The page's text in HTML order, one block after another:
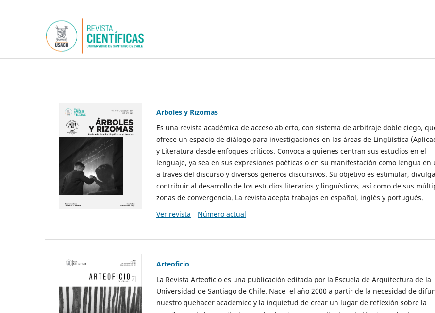
Arboles y Rizomas
Es una revista académica de acceso abierto, con sistema de arbitraje doble ciego,
ofrece un espacio de diálogo para investigaciones en las áreas de Lingüística
y Literatura desde enfoques críticos. Convoca a quienes centran sus estudios en el
lenguaje, ya sea en sus expresiones poéticas o en su manifestación como lengua en
a través del discurso y diversos géneros discursivos. Su objetivo es estimular,
contribuir al desarrollo de los estudios literarios y lingüísticos, así como de sus
zonas de convergencia. La revista acepta trabajos en español, inglés y portugués.
Ver revista
Número actual
Arteoficio
La Revista Arteoficio es una publicación editada por la Escuela de Arquitectura de la
Universidad de Santiago de Chile. Nace el año 2000 a partir de la necesidad de
nuestro quehacer académico y la inquietud de crear un lugar de reflexión sobre la